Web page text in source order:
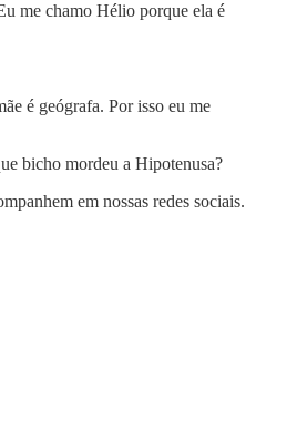
me chamo Hélio porque ela é
é geógrafa. Por isso eu me
bicho mordeu a Hipotenusa?
em nossas redes sociais.